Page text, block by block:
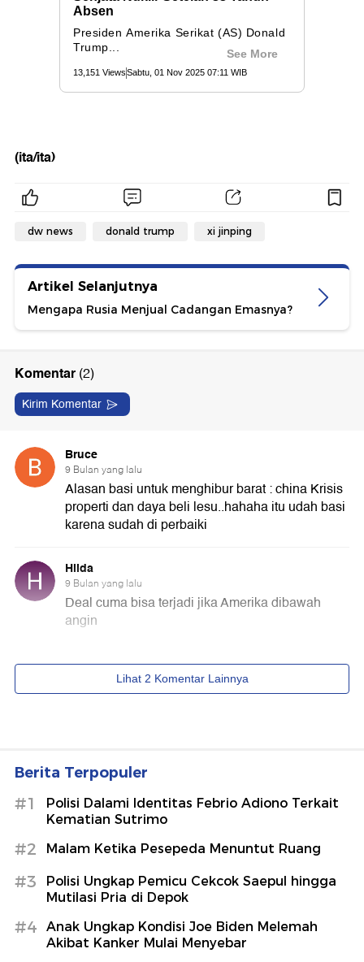
(ita/ita)
dw news donald trump xi jinping
Artikel Selanjutnya
Mengapa Rusia Menjual Cadangan Emasnya?
Berita Terpopuler
#1
Polisi Dalami Identitas Febrio Adiono Terkait
Kematian Sutrimo
#2 Malam Ketika Pesepeda Menuntut Ruang
#3
Polisi Ungkap Pemicu Cekcok Saepul hingga
Mutilasi Pria di Depok
#4
Anak Ungkap Kondisi Joe Biden Melemah
Akibat Kanker Mulai Menyebar